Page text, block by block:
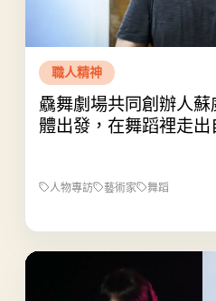
職人精神
驫舞劇場共同創辦人
體出發，在舞蹈裡走出
人物專訪 藝術家 舞蹈